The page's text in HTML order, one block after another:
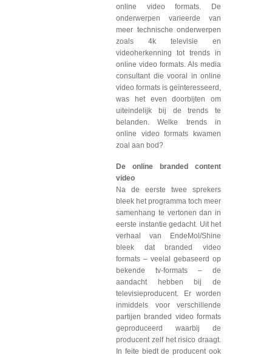
online video formats. De
onderwerpen varieerde van
meer technische onderwerpen
zoals 4k televisie en
videoherkenning tot trends in
online video formats. Als media
consultant die vooral in online
video formats is geïnteresseerd,
was het even doorbijten om
uiteindelijk bij de trends te
belanden. Welke trends in
online video formats kwamen
zoal aan bod?
De online branded content
video
Na de eerste twee sprekers
bleek het programma toch meer
samenhang te vertonen dan in
eerste instantie gedacht. Uit het
verhaal van EndeMol/Shine
bleek dat branded video
formats – veelal gebaseerd op
bekende tv-formats – de
aandacht hebben bij de
televisieproducent. Er worden
inmiddels voor verschillende
partijen branded video formats
geproduceerd waarbij de
producent zelf het risico draagt.
In feite biedt de producent ook